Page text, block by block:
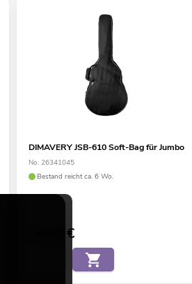
DIMAVERY JSB-610 Soft-Bag für Jumbo
No. 26341045
Bestand reicht ca. 6 Wo.
€